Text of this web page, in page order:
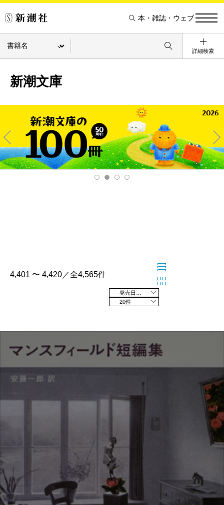
本・雑誌・ウェブ
詳細検索
新潮文庫
Pre
v
Ne
xt
4,401 〜 4,420／全4,565件
20件